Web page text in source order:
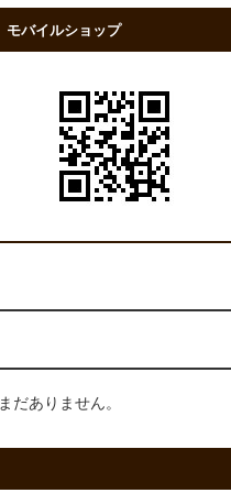
モバイルショップ
だありません。